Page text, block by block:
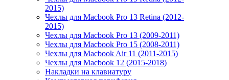
2015)
Чехлы для Macbook Pro 13 Retina (2012-
2015)
Чехлы для Macbook Pro 13 (2009-2011)
Чехлы для Macbook Pro 15 (2008-2011)
Чехлы для Macbook Air 11 (2011-2015)
Чехлы для Macbook 12 (2015-2018)
Накладки на клавиатуру